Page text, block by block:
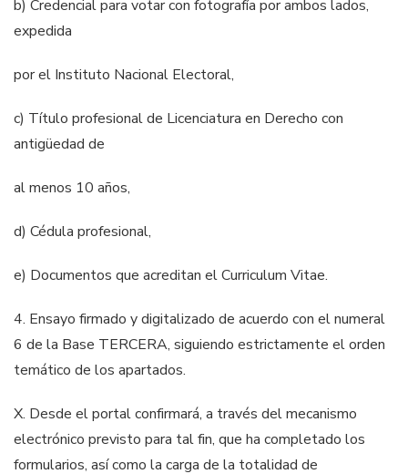
b) Credencial para votar con fotografía por ambos lados,
expedida
por el Instituto Nacional Electoral,
c) Título profesional de Licenciatura en Derecho con
antigüedad de
al menos 10 años,
d) Cédula profesional,
e) Documentos que acreditan elCurriculum Vitae.
4. Ensayo firmado y digitalizado de acuerdo con el numeral
6 de la Base TERCERA, siguiendo estrictamente el orden
temático de los apartados.
X. Desde el portal confirmará, a través del mecanismo
electrónico previsto para talfin, que ha completado los
formularios, así como la carga de la totalidad de